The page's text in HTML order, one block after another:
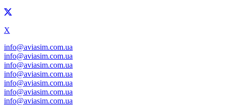
X
info@aviasim.com.ua
info@aviasim.com.ua
info@aviasim.com.ua
info@aviasim.com.ua
info@aviasim.com.ua
info@aviasim.com.ua
info@aviasim.com.ua